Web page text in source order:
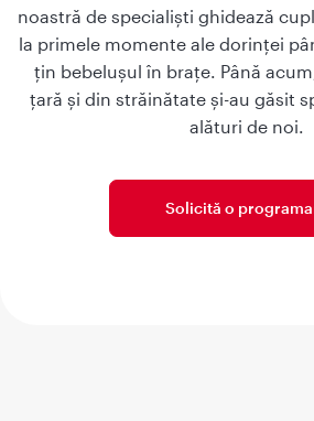
noastră de specialiști ghidează
la primele momente ale dorinței
țin bebelușul în brațe. Până
țară și din străinătate și-au găsit
alături de noi.
Solicită o